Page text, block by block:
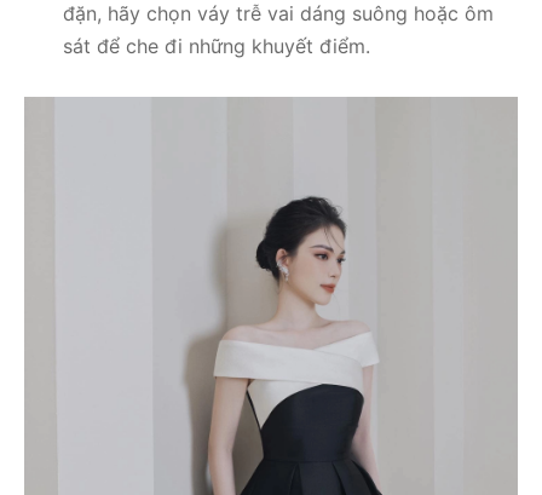
đặn, hãy chọn váy trễ vai dáng suông hoặc ôm
sát để che đi những khuyết điểm.